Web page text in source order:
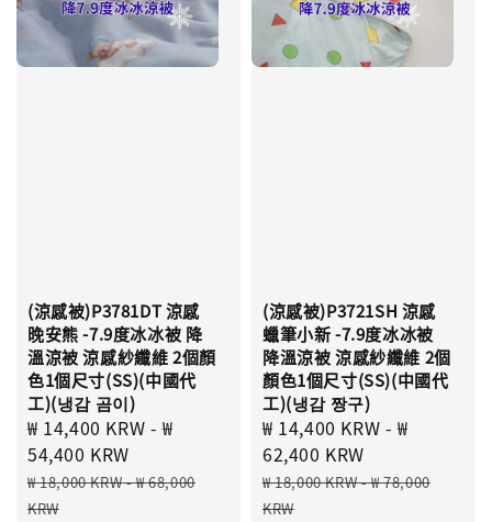
(涼感被)P3781DT 涼感
晚安熊 -7.9度冰冰被 降
溫涼被 涼感紗纖維 2個顏
色1個尺寸(SS)(中國代
工)(냉감 곰이)
Sale
price
₩ 14,400 KRW -₩
54,400 KRW
Regular
price
₩ 18,000 KRW-₩ 68,000
KRW
(涼感被)P3721SH 涼感
蠟筆小新 -7.9度冰冰被
降溫涼被 涼感紗纖維 2個
顏色1個尺寸(SS)(中國代
工)(냉감 짱구)
Sale
price
₩ 14,400 KRW -₩
62,400 KRW
Regular
price
₩ 18,000 KRW-₩ 78,000
KRW